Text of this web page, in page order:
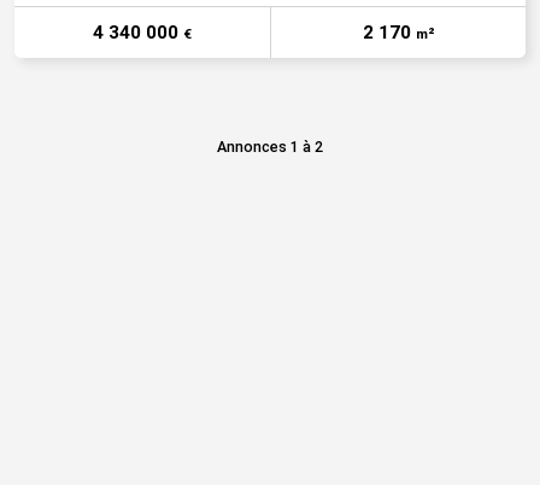
4 340 000 € 2 170 m²
Annonces 1 à 2